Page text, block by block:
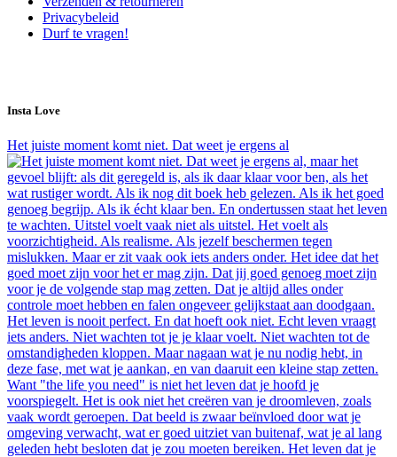
Privacybeleid
Durf te vragen!
Insta Love
Het juiste moment komt niet. Dat weet je ergens al